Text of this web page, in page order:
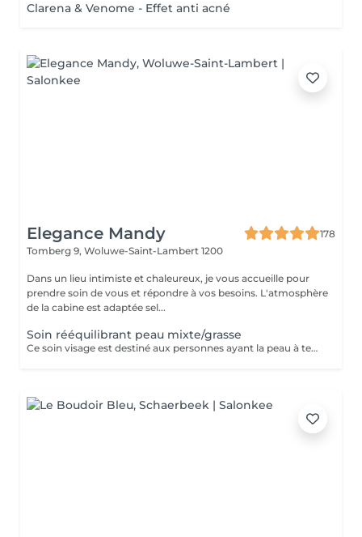
Clarena & Venome - Effet anti acné
Elegance Mandy
178
Tomberg 9, Woluwe-Saint-Lambert 1200
Dans un lieu intimiste et chaleureux, je vous accueille pour
prendre soin de vous et répondre à vos besoins. L'atmosphère
de la cabine est adaptée sel...
Soin rééquilibrant peau mixte/grasse
Ce soin visage est destiné aux personnes ayant la peau à tendance grasse + présentant des imperfections (comédons - acné)